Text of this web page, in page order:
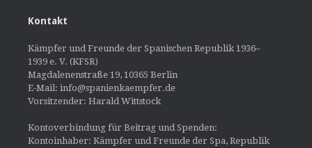
Kontakt
Kämpfer und Freunde der Spanischen Republik 1936–
1939 e. V. (KFSR)
Magdalenenstraße 19, 10365 Berlin
E-Mail: info@spanienkaempfer.de
Vorsitzender: Harald Wittstock
Kontoverbindung für Beitrag und Spenden:
Kontoinhaber: Kämpfer und Freunde der Spa, Republik